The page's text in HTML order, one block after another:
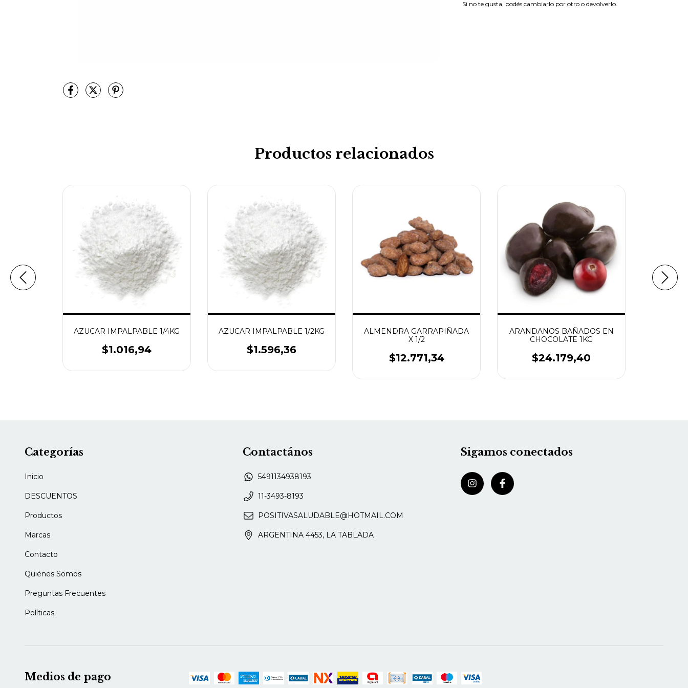
Si no te gusta, podés cambiarlo por otro o devolverlo.
Productos relacionados
AZUCAR IMPALPABLE 1/4KG
$1.016,94
AZUCAR IMPALPABLE 1/2KG
$1.596,36
ALMENDRA GARRAPIÑADA
X 1/2
$12.771,34
ARANDANOS BAÑADOS EN
CHOCOLATE 1KG
$24.179,40
Categorías
Inicio
DESCUENTOS
Productos
Marcas
Contacto
Quiénes Somos
Preguntas Frecuentes
Políticas
Contactános
5491134938193
11-3493-8193
POSITIVASALUDABLE@HOTMAIL.COM
ARGENTINA 4453, LA TABLADA
Sigamos conectados
Medios de pago